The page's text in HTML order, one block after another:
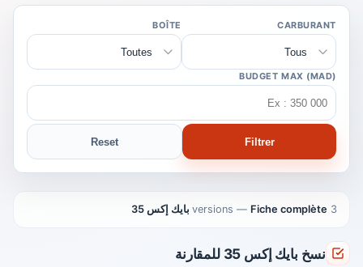
CARBURANT
BOÎTE
BUDGET MAX (MAD)
Filtrer
Reset
3 versions
— Fiche complète بايك إكس 35
نسخ بايك إكس 35 للمقارنة